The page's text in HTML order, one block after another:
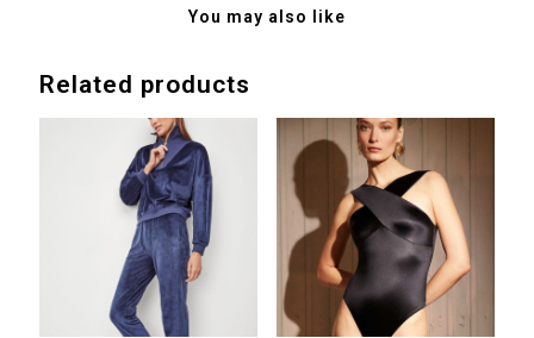
You may also like
Related products